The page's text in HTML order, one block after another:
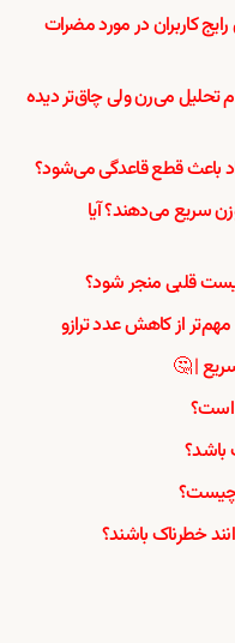
کاربران در مورد مضرات
تحلیل می‌رن ولی چاق‌تر دیده
باعث قطع قاعدگی می‌شود؟
سریع می‌دهند؟ آیا
قلبی منجر شود؟
از کاهش عدد ترازو
| 🤔